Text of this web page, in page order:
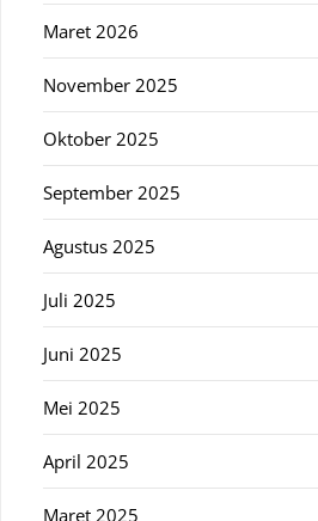
Maret 2026
November 2025
Oktober 2025
September 2025
Agustus 2025
Juli 2025
Juni 2025
Mei 2025
April 2025
Maret 2025